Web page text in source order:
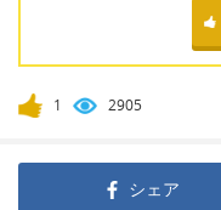
1 2905
シェア